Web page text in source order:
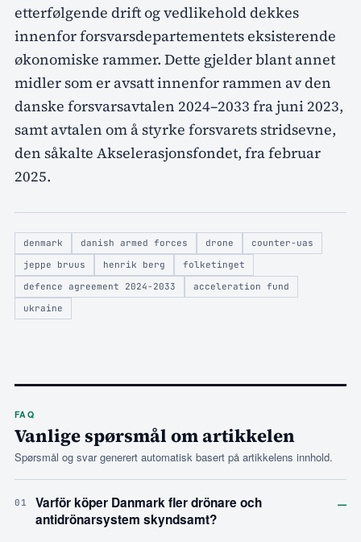
etterfølgende drift og vedlikehold dekkes
innenfor forsvarsdepartementets eksisterende
økonomiske rammer. Dette gjelder blant annet
midler som er avsatt innenfor rammen av den
danske forsvarsavtalen 2024–2033 fra juni 2023,
samt avtalen om å styrke forsvarets stridsevne,
den såkalte Akselerasjonsfondet, fra februar
2025.
denmark danish armed forces drone
counter-uas
jeppe bruus
henrik berg
folketinget
defence agreement 2024-2033
acceleration fund
ukraine
FAQ
Vanlige spørsmål om artikkelen
Spørsmål og svar generert automatisk basert på artikkelens innhold.
01
Varför köper Danmark fler drönare och
antidrönarsystem skyndsamt?
–